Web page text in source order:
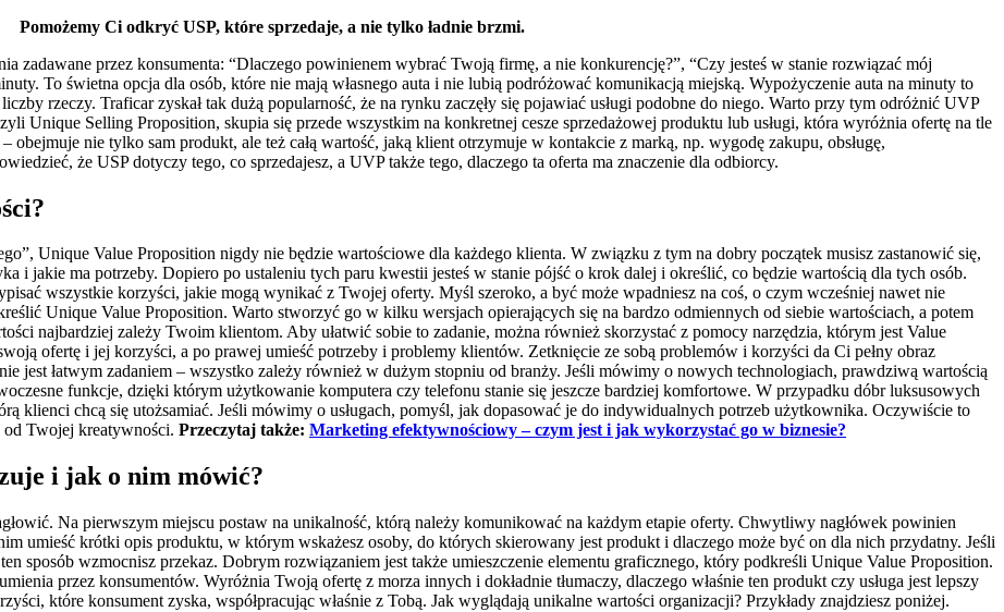
Pomożemy Ci odkryć USP, które sprzedaje, a nie tylko ładnie brzmi.
zadawane przez konsumenta: “Dlaczego powinienem wybrać Twoją firmę, a nie konkurencję?”, “Czy jesteś w stanie rozwiązać mój
To świetna opcja dla osób, które nie mają własnego auta i nie lubią podróżować komunikacją miejską. Wypożyczenie auta na minuty to
rzeczy. Traficar zyskał tak dużą popularność, że na rynku zaczęły się pojawiać usługi podobne do niego. Warto przy tym odróżnić UVP
Unique Selling Proposition, skupia się przede wszystkim na konkretnej cesze sprzedażowej produktu lub usługi, która wyróżnia ofertę na tle
nie tylko sam produkt, ale też całą wartość, jaką klient otrzymuje w kontakcie z marką, np. wygodę zakupu, obsługę,
że USP dotyczy tego, co sprzedajesz, a UVP także tego, dlaczego ta oferta ma znaczenie dla odbiorcy.
Unique Value Proposition nigdy nie będzie wartościowe dla każdego klienta. W związku z tym na dobry początek musisz zastanowić się,
i jakie ma potrzeby. Dopiero po ustaleniu tych paru kwestii jesteś w stanie pójść o krok dalej i określić, co będzie wartością dla tych osób.
wszystkie korzyści, jakie mogą wynikać z Twojej oferty. Myśl szeroko, a być może wpadniesz na coś, o czym wcześniej nawet nie
Unique Value Proposition. Warto stworzyć go w kilku wersjach opierających się na bardzo odmiennych od siebie wartościach, a potem
najbardziej zależy Twoim klientom. Aby ułatwić sobie to zadanie, można również skorzystać z pomocy narzędzia, którym jest Value
ofertę i jej korzyści, a po prawej umieść potrzeby i problemy klientów. Zetknięcie ze sobą problemów i korzyści da Ci pełny obraz
jest łatwym zadaniem – wszystko zależy również w dużym stopniu od branży. Jeśli mówimy o nowych technologiach, prawdziwą wartością
funkcje, dzięki którym użytkowanie komputera czy telefonu stanie się jeszcze bardziej komfortowe. W przypadku dóbr luksusowych
klienci chcą się utożsamiać. Jeśli mówimy o usługach, pomyśl, jak dopasować je do indywidualnych potrzeb użytkownika. Oczywiście to
Twojej kreatywności. Przeczytaj także: Marketing efektywnościowy – czym jest i jak wykorzystać go w biznesie?
i jak o nim mówić?
Na pierwszym miejscu postaw na unikalność, którą należy komunikować na każdym etapie oferty. Chwytliwy nagłówek powinien
umieść krótki opis produktu, w którym wskażesz osoby, do których skierowany jest produkt i dlaczego może być on dla nich przydatny. Jeśli
sposób wzmocnisz przekaz. Dobrym rozwiązaniem jest także umieszczenie elementu graficznego, który podkreśli Unique Value Proposition.
przez konsumentów. Wyróżnia Twoją ofertę z morza innych i dokładnie tłumaczy, dlaczego właśnie ten produkt czy usługa jest lepszy
które konsument zyska, współpracując właśnie z Tobą. Jak wyglądają unikalne wartości organizacji? Przykłady znajdziesz poniżej.